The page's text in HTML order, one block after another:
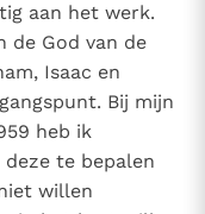
aan het werk.
de God van de
Isaac en
Bij mijn
heb ik
te bepalen
willen